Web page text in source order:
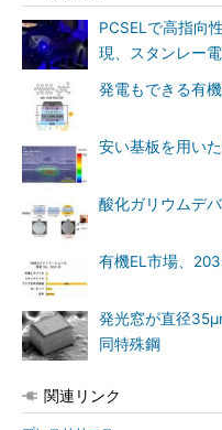
PCSELで高指向
現、スタンレー
発電もできる有
安い基板を用い
酸化ガリウムデ
有機EL市場、
発光窓が直径
同特殊鋼
関連リンク